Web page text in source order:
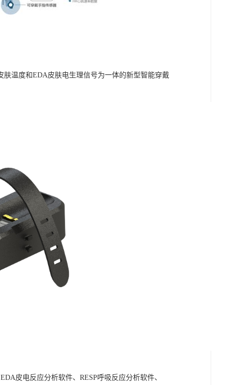
肤温度和EDA皮肤电生理信号为一体的新型智能穿戴
皮电反应分析软件、RESP呼吸反应分析软件、